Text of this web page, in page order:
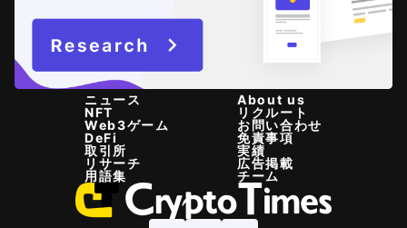
ニュース
NFT
Web3ゲーム
DeFi
取引所
リサーチ
用語集
About us
リクルート
お問い合わせ
免責事項
実績
広告掲載
チーム